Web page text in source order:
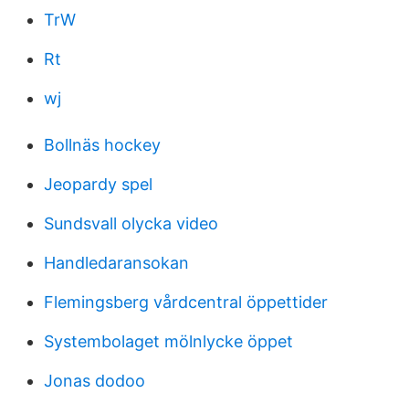
TrW
Rt
wj
Bollnäs hockey
Jeopardy spel
Sundsvall olycka video
Handledaransokan
Flemingsberg vårdcentral öppettider
Systembolaget mölnlycke öppet
Jonas dodoo